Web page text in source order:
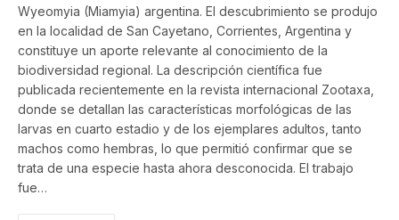
Wyeomyia (Miamyia) argentina. El descubrimiento se produjo
en la localidad de San Cayetano, Corrientes, Argentina y
constituye un aporte relevante al conocimiento de la
biodiversidad regional. La descripción científica fue
publicada recientemente en la revista internacional Zootaxa,
donde se detallan las características morfológicas de las
larvas en cuarto estadio y de los ejemplares adultos, tanto
machos como hembras, lo que permitió confirmar que se
trata de una especie hasta ahora desconocida. El trabajo
fue…